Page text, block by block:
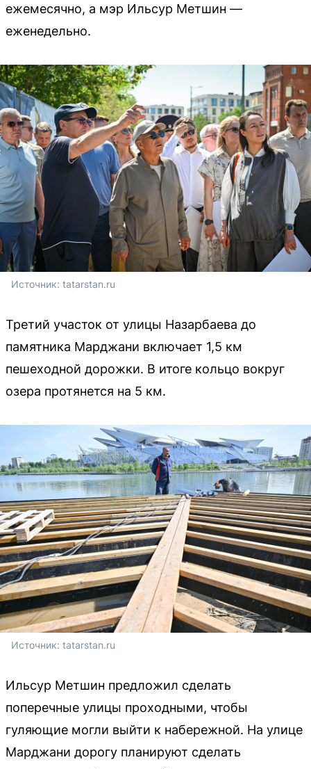
ежемесячно, а мэр Ильсур Метшин —
еженедельно.
Источник: tatarstan.ru
Третий участок от улицы Назарбаева до
памятника Марджани включает 1,5 км
пешеходной дорожки. В итоге кольцо вокруг
озера протянется на 5 км.
Источник: tatarstan.ru
Ильсур Метшин предложил сделать
поперечные улицы проходными, чтобы
гуляющие могли выйти к набережной. На улице
Марджани дорогу планируют сделать